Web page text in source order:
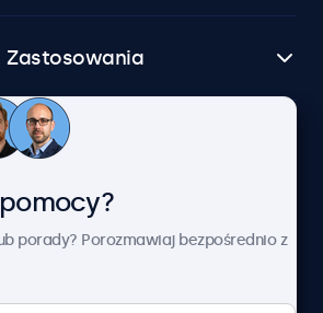
Zastosowania
Obsługa klienta
porady? Porozmawiaj bezpośrednio z